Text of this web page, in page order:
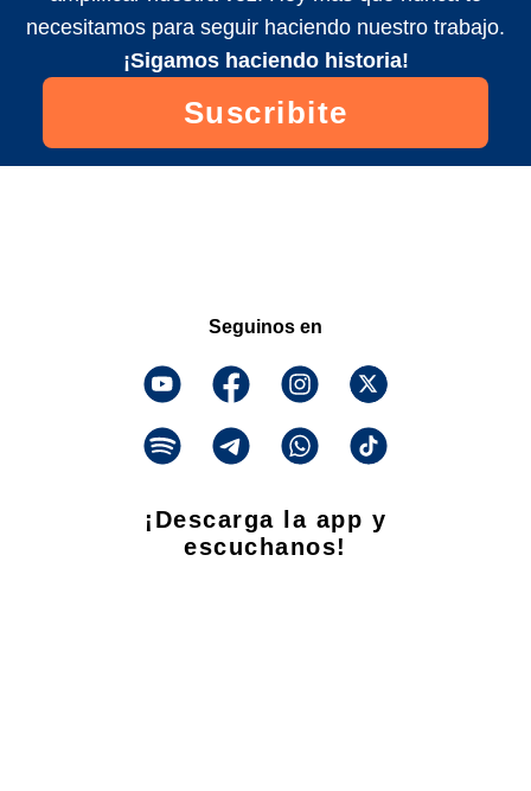
necesitamos para seguir haciendo nuestro trabajo.
¡Sigamos haciendo historia!
Suscribite
Seguinos en
¡Descarga la app y
escuchanos!